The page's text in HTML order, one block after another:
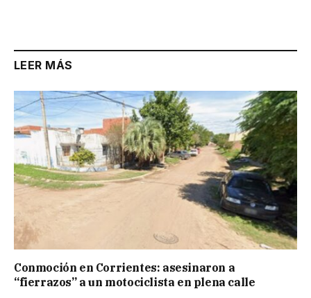
LEER MÁS
Conmoción en Corrientes: asesinaron a
“fierrazos” a un motociclista en plena calle